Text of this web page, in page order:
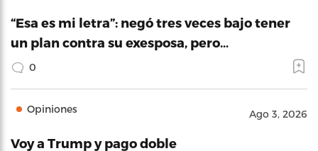
“Esa es mi letra”: negó tres veces bajo tener
un plan contra su exesposa, pero…
0
Opiniones Ago 3, 2026
Voy a Trump y pago doble